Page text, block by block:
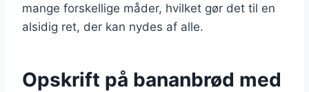
mange forskellige måder, hvilket gør det til en
alsidig ret, der kan nydes af alle.
Opskrift på bananbrød med